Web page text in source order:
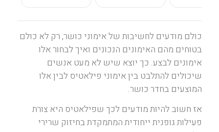
כולם מודעים לחשיבות של אימוני כושר, רק לא כולם
בטוחים מהם האימונים הנכונים ואיך לבחור אלו
אימונים לבצע. כך יוצא שיש לא מעט אנשים
שיכולים להתלבט בין אימוני פילאטיס לבין אלו
המוצעים בחדר כושר.
אז חשוב להיות מודעים לכך שפילאטיס היא צורת
פעילות גופנית ייחודית המתמקדת בחיזוק שרירי